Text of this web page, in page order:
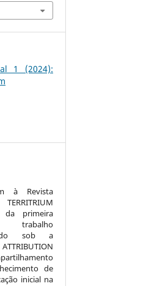
1 (2024):
à Revista
da primeira
trabalho
sob a
de
inicial na